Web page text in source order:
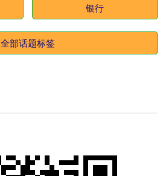
银行
全部话题标签